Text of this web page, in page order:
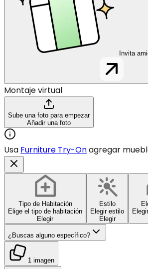
Invita
Montaje virtual
Sube una foto para empezar
Añadir una foto
Usa Furniture Try-Onagregar
Tipo de Habitación
Elige el tipo de habitación
Elegir
Estilo
Elegir estilo
Elegir
¿Buscas alguno específico?
1 imagen